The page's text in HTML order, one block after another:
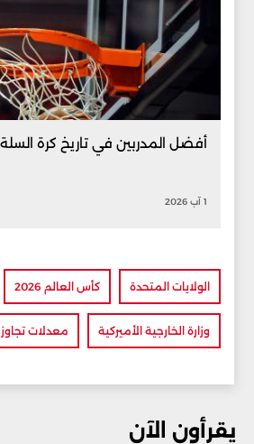
أفضل المدربين في تاريخ كرة السلة
1 آب 2026
الولايات المتحدة كأس العالم 2026
وزارة الخارجية الأميركية معدلات
يقرأون الآن